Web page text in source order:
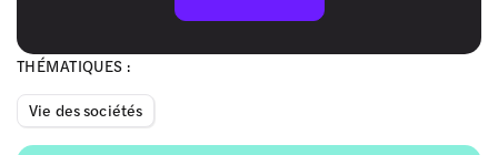
THÉMATIQUES :
Vie des sociétés